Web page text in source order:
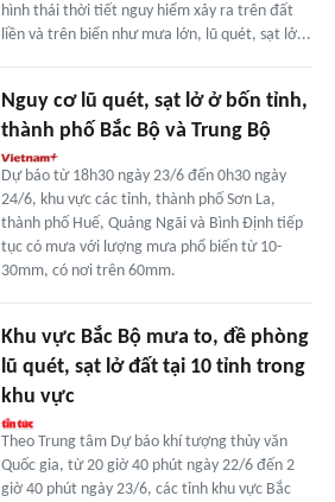
hình thái thời tiết nguy hiểm xảy ra trên đất
liền và trên biển như mưa lớn, lũ quét, sạt lở...
Nguy cơ lũ quét, sạt lở ở bốn tỉnh,
thành phố Bắc Bộ và Trung Bộ
Dự báo từ 18h30 ngày 23/6 đến 0h30 ngày
24/6, khu vực các tỉnh, thành phố Sơn La,
thành phố Huế, Quảng Ngãi và Bình Định tiếp
tục có mưa với lượng mưa phổ biến từ 10-
30mm, có nơi trên 60mm.
Khu vực Bắc Bộ mưa to, đề phòng
lũ quét, sạt lở đất tại 10 tỉnh trong
khu vực
Theo Trung tâm Dự báo khí tượng thủy văn
Quốc gia, từ 20 giờ 40 phút ngày 22/6 đến 2
giờ 40 phút ngày 23/6, các tỉnh khu vực Bắc